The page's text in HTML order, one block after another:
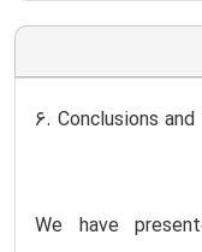
6. Conclusions
We have